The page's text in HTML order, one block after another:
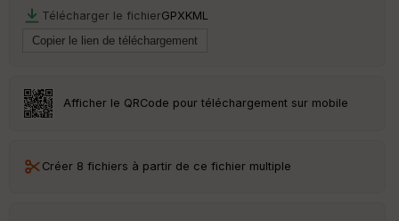
Télécharger le fichierGPXKML
Afficher le QRCode pour téléchargement sur mobile
Créer 8 fichiers à partir de ce fichier multiple